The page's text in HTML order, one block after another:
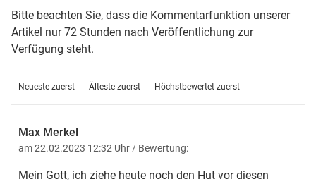
Bitte beachten Sie, dass die Kommentarfunktion unserer
Artikel nur 72 Stunden nach Veröffentlichung zur
Verfügung steht.
Neueste zuerst Älteste zuerst Höchstbewertet zuerst
Max Merkel
am 22.02.2023 12:32 Uhr / Bewertung:
Mein Gott, ich ziehe heute noch den Hut vor diesen